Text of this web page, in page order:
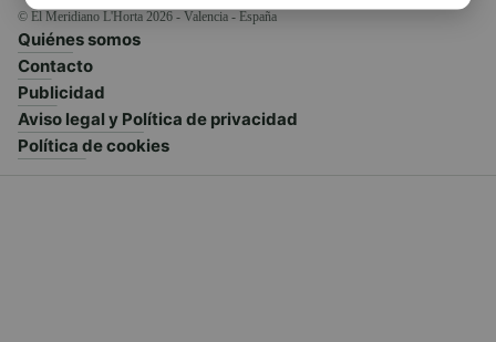
© El Meridiano L'Horta 2026 - Valencia - España
Quiénes somos
Contacto
Publicidad
Aviso legal y Política de privacidad
Política de cookies